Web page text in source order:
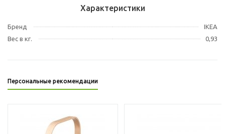
Характеристики
Бренд
IKEA
Вес в кг.
0,93
Персональные рекомендации